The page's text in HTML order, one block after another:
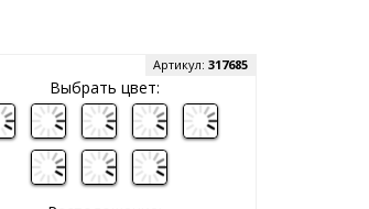
Артикул: 317685
Выбрать цвет: